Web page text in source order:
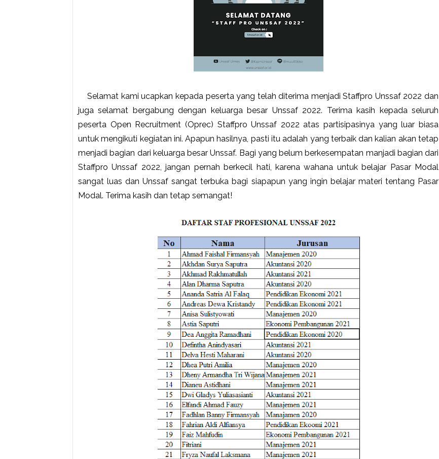
Selamat kami ucapkan kepada peserta yang telah diterima menjadi Staffpro Unssaf 2022 dan
juga selamat bergabung dengan keluarga besar Unssaf 2022. Terima kasih kepada seluruh
peserta Open Recruitment (Oprec) Staffpro Unssaf 2022 atas partisipasinya yang luar biasa
untuk mengikuti kegiatan ini. Apapun hasilnya, pasti itu adalah yang terbaik dan kalian akan tetap
menjadi bagian dari keluarga besar Unssaf. Bagi yang belum berkesempatan manjadi bagian dari
Staffpro Unssaf 2022, jangan pernah berkecil hati, karena wahana untuk belajar Pasar Modal
sangat luas dan Unssaf sangat terbuka bagi siapapun yang ingin belajar materi tentang Pasar
Modal. Terima kasih dan tetap semangat!